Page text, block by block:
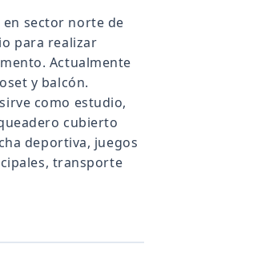
en sector norte de
para realizar
Actualmente
y balcón.
como estudio,
cubierto
deportiva, juegos
transporte